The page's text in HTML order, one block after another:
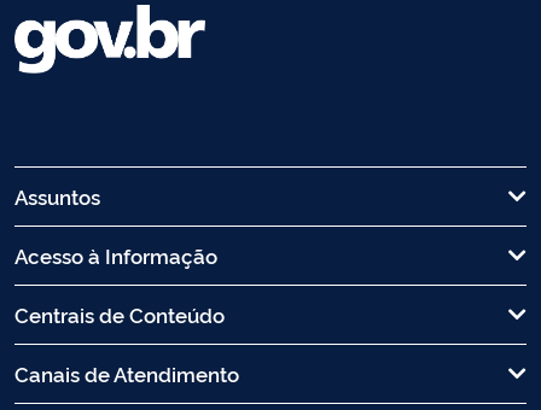
Assuntos
Acesso à Informação
Centrais de Conteúdo
Canais de Atendimento